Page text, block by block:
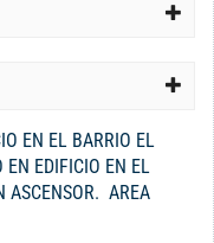
EN EL BARRIO EL
EN EDIFICIO EN EL
ASCENSOR. AREA
SALA AUXILIAR,